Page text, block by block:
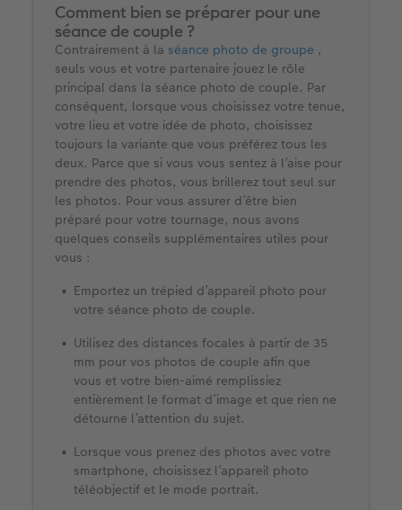
Comment bien se préparer pour une
séance de couple ?​​
Contrairement à la séance photo de groupe ,
seuls vous et votre partenaire jouez le rôle
principal dans la séance photo de couple. Par
conséquent, lorsque vous choisissez votre tenue,
votre lieu et votre idée de photo, choisissez
toujours la variante que vous préférez tous les
deux. Parce que si vous vous sentez à l’aise pour
prendre des photos, vous brillerez tout seul sur
les photos. Pour vous assurer d’être bien
préparé pour votre tournage, nous avons
quelques conseils supplémentaires utiles pour
vous :​
Emportez un trépied d’appareil photo pour
votre séance photo de couple.​
Utilisez des distances focales à partir de 35
mm pour vos photos de couple afin que
vous et votre bien-aimé remplissiez
entièrement le format d’image et que rien ne
détourne l’attention du sujet.​
Lorsque vous prenez des photos avec votre
smartphone, choisissez l’appareil photo
téléobjectif et le mode portrait.​